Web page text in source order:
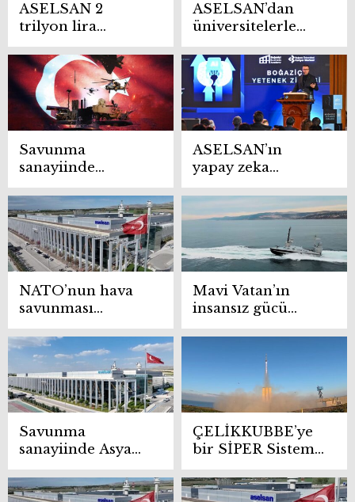
ASELSAN 2
trilyon lira
barajını aşan ilk
şirket oldu
ASELSAN’dan
üniversitelerle
dev hamle:
ASELABS ile
geleceğin
teknolojileri
şekilleniyor
Savunma
sanayiinde
Anadolu ihtilali
ASELSAN’ın
yapay zeka
hamlesi: 39
milyon dolarlık
dev verimlilik
NATO’nun hava
savunması
ASELSAN’a
emanet!
Mavi Vatan’ın
insansız gücü
küresel pazara
Savunma
sanayiinde Asya
seferi: 171 milyon
dolarlık dev imza
ÇELİKKUBBE’ye
bir SİPER Sistemi
daha eklendi